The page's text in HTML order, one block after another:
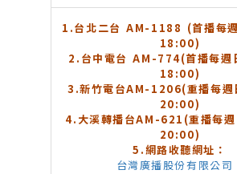
1.台北二台 AM-1188 (首播每
18:00)
2. 台中電台 AM-774(首播每
18:00)
3.新竹電台AM-1206(重播每
20:00)
4. 大溪轉播台AM-621(重播每
20:00)
5.網路收聽網址：
台灣廣播股份有限公司